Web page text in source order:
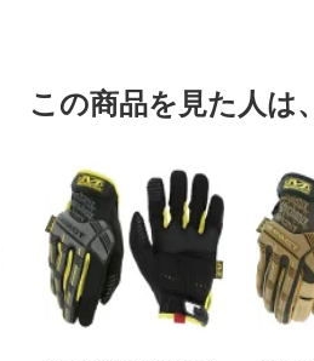
この商品を見た人は